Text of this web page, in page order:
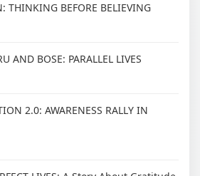
THINKING BEFORE BELIEVING
AND BOSE: PARALLEL LIVES
2.0: AWARENESS RALLY IN